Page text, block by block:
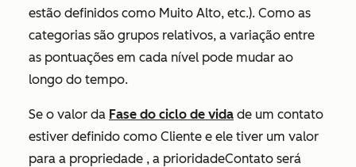
estão definidos como Muito Alto, etc.). Como as
categorias são grupos relativos, a variação entre
as pontuações em cada nível pode mudar ao
longo do tempo.
Se o valor da Fase do ciclo de vida de um contato
estiver definido como Cliente e ele tiver um valor
para a propriedade , a prioridadeContato será